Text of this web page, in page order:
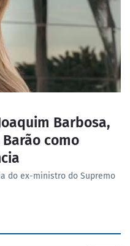
Barbosa,
como
do ex-ministro do Supremo